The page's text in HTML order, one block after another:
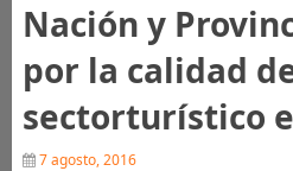
Nación y
por la calidad
sectorturístico
7 agosto, 2016